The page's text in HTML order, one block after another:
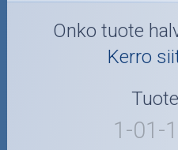
Onko tuote
Kerro
1-01-